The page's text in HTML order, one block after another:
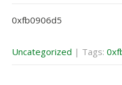
0xfb0906d5
Uncategorized | Tags: